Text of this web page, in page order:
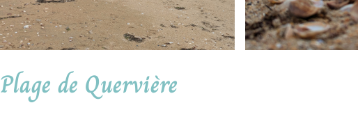
Plage de Quervière